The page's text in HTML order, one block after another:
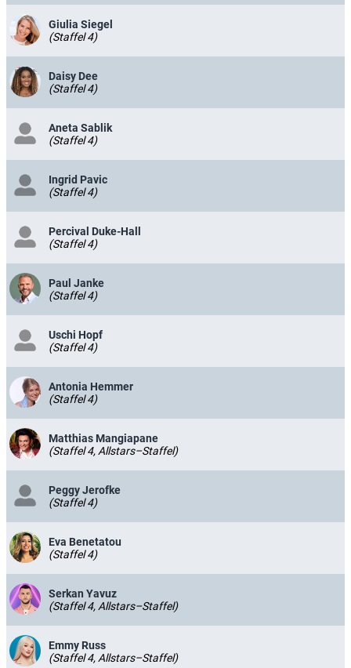
Giulia Siegel
(Staffel 4)
Daisy Dee
(Staffel 4)
Aneta Sablik
(Staffel 4)
Ingrid Pavic
(Staffel 4)
Percival Duke-Hall
(Staffel 4)
Paul Janke
(Staffel 4)
Uschi Hopf
(Staffel 4)
Antonia Hemmer
(Staffel 4)
Matthias Mangiapane
(Staffel 4, Allstars–Staffel)
Peggy Jerofke
(Staffel 4)
Eva Benetatou
(Staffel 4)
Serkan Yavuz
(Staffel 4, Allstars–Staffel)
Emmy Russ
(Staffel 4, Allstars–Staffel)